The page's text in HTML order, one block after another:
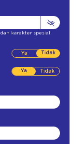
dan karakter spesial
Tidak
Ya